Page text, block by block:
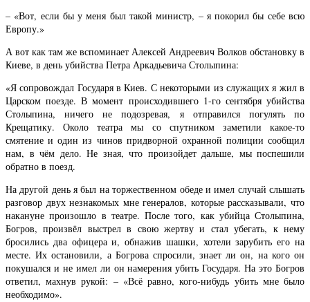
– «Вот, если бы у меня был такой министр, – я покорил бы себе всю
Европу.»
А вот как там же вспоминает Алексей Андреевич Волков обстановку в
Киеве, в день убийства Петра Аркадьевича Столыпина:
«Я сопровождал Государя в Киев. С некоторыми из служащих я жил в
Царском поезде. В момент происходившего 1-го сентября убийства
Столыпина, ничего не подозревая, я отправился погулять по
Крещатику. Около театра мы со спутником заметили какое-то
смятение и один из чинов придворной охранной полиции сообщил
нам, в чём дело. Не зная, что произойдет дальше, мы поспешили
обратно в поезд.
На другой день я был на торжественном обеде и имел случай слышать
разговор двух незнакомых мне генералов, которые рассказывали, что
накануне произошло в театре. После того, как убийца Столыпина,
Богров, произвёл выстрел в свою жертву и стал убегать, к нему
бросились два офицера и, обнажив шашки, хотели зарубить его на
месте. Их остановили, а Богрова спросили, знает ли он, на кого он
покушался и не имел ли он намерения убить Государя. На это Богров
ответил, махнув рукой: – «Всё равно, кого-нибудь убить мне было
необходимо».